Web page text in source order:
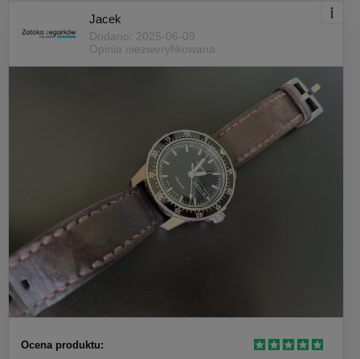
Jacek
Dodano: 2025-06-09
Opinia niezweryfikowana
Ocena produktu: